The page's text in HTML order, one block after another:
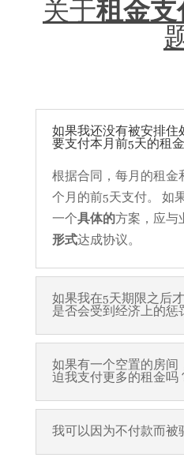
关于租金支
如果我还没有被安排住
要支付本月前5天的租
根据合同，每月的租金
个月的前5天支付。 如
一个具体的方案，应与
形式达成协议。
如果我在5天期限之后
是否会受到经济上的惩
如果有一个空置的房间
迫我支付更多的租金吗
我可以因为不付款而被